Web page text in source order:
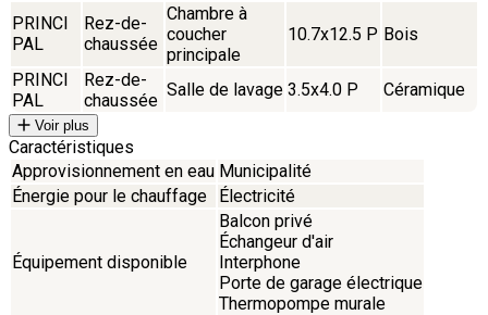
PRINCI
PAL
Rez-de-
chaussée
Chambre à
coucher
principale
10.7x12.5 P Bois
PRINCI
PAL
Rez-de-
chaussée
Salle de lavage 3.5x4.0 P Céramique
Voir plus
Caractéristiques
Approvisionnement en eau Municipalité
Énergie pour le chauffage
Électricité
Équipement disponible
Balcon privé
Échangeur d'air
Interphone
Porte de garage électrique
Thermopompe murale